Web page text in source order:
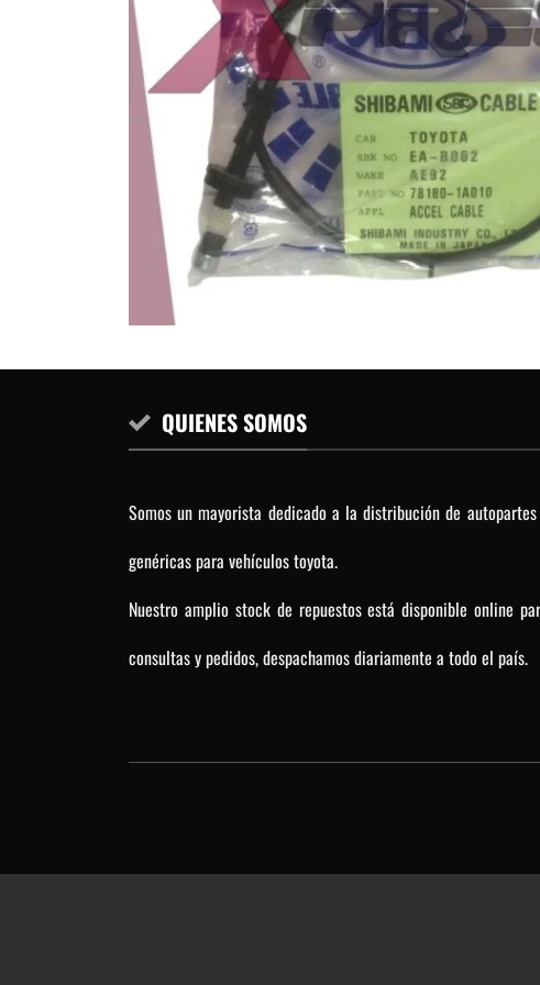
QUIENES SOMOS
Somos un mayorista dedicado a la distribución de
genéricas para vehículos toyota.
Nuestro amplio stock de repuestos está disponible online
consultas y pedidos, despachamos diariamente a todo el país.